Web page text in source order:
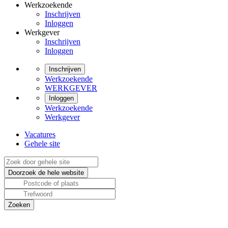
Werkzoekende
Inschrijven
Inloggen
Werkgever
Inschrijven
Inloggen
Inschrijven
Werkzoekende
WERKGEVER
Inloggen
Werkzoekende
Werkgever
Vacatures
Gehele site